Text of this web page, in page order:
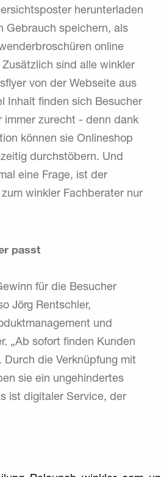
herunterladen
Gebrauch speichern, als
online
sind alle winkler
von der Webseite aus
Inhalt finden sich Besucher
immer zurecht - denn dank
können sie Onlineshop
durchstöbern. Und
eine Frage, ist der
winkler Fachberater nur
passt
für die Besucher
Jörg Rentschler,
und
„Ab sofort finden Kunden
Durch die Verknüpfung mit
sie ein ungehindertes
ist digitaler Service, der